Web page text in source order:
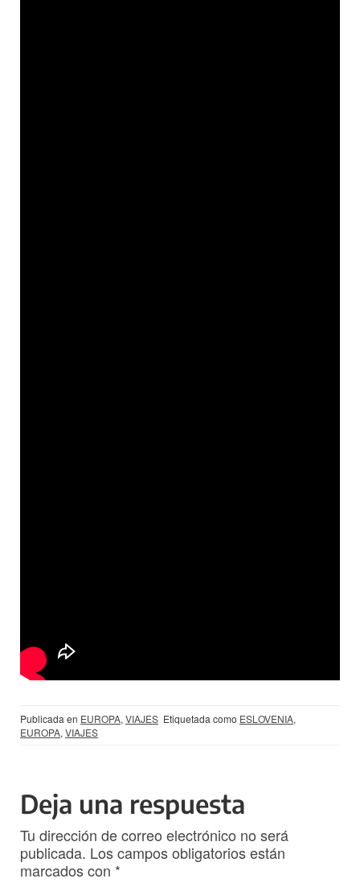
Publicada en EUROPA, VIAJES Etiquetada como ESLOVENIA,
EUROPA, VIAJES
Deja una respuesta
Tu dirección de correo electrónico no será
publicada. Los campos obligatorios están
marcados con *